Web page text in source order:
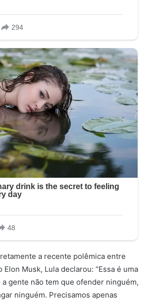
a recente polêmica entre
Musk, Lula declarou: “Essa é uma
a gente não tem que ofender ninguém,
ninguém. Precisamos apenas